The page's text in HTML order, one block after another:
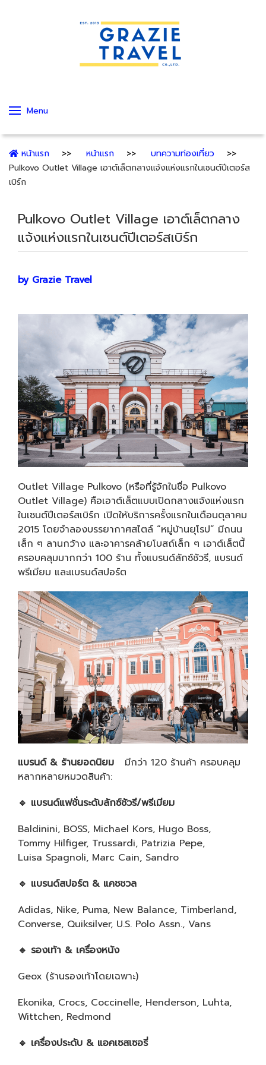
Menu
หน้าแรก หน้าแรก
บทความท่องเที่ยว
Pulkovo Outlet Village เอาต์เล็ตกลางแจ้งแห่งแรกในเซนต์ปีเตอร์ส
เบิร์ก
Pulkovo Outlet Village เอาต์เล็ตกลาง
แจ้งแห่งแรกในเซนต์ปีเตอร์สเบิร์ก
by Grazie Travel
Outlet Village Pulkovo (หรือที่รู้จักในชื่อ Pulkovo
Outlet Village) คือเอาต์เล็ตแบบเปิดกลางแจ้งแห่งแรก
ในเซนต์ปีเตอร์สเบิร์ก เปิดให้บริการครั้งแรกในเดือนตุลาคม
2015 โดยจำลองบรรยากาศสไตล์ “หมู่บ้านยุโรป” มีถนน
เล็ก ๆ ลานกว้าง และอาคารคล้ายโบสถ์เล็ก ๆ เอาต์เล็ตนี้
ครอบคลุมมากกว่า 100 ร้าน ทั้งแบรนด์ลักซ์ชัวรี, แบรนด์
พรีเมียม และแบรนด์สปอร์ต
แบรนด์ & ร้านยอดนิยม
มีกว่า 120 ร้านค้า ครอบคลุม
หลากหลายหมวดสินค้า:
🔹 แบรนด์แฟชั่นระดับลักซ์ชัวรี/พรีเมียม
Baldinini, BOSS, Michael Kors, Hugo Boss,
Tommy Hilfiger, Trussardi, Patrizia Pepe,
Luisa Spagnoli, Marc Cain, Sandro
🔹 แบรนด์สปอร์ต & แคชชวล
Adidas, Nike, Puma, New Balance, Timberland,
Converse, Quiksilver, U.S. Polo Assn., Vans
🔹 รองเท้า & เครื่องหนัง
Geox (ร้านรองเท้าโดยเฉพาะ)
Ekonika, Crocs, Coccinelle, Henderson, Luhta,
Wittchen, Redmond
🔹 เครื่องประดับ & แอคเซสเซอรี่